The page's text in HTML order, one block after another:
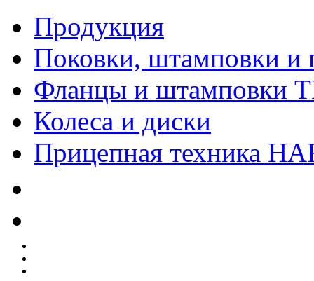
Продукция
Поковки, штамповки и
Фланцы и штамповки
Колеса и диски
Прицепная техника